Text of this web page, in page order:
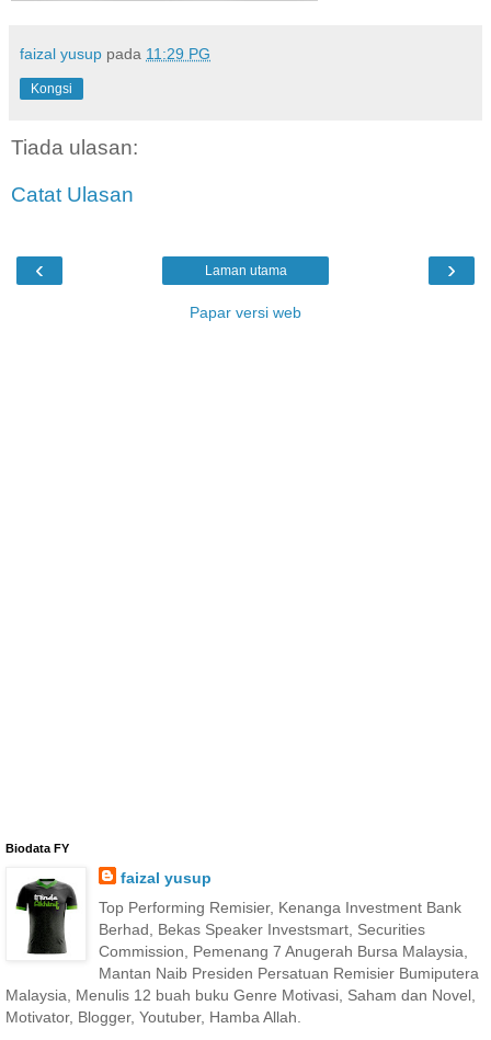
faizal yusup pada 11:29 PG
Kongsi
Tiada ulasan:
Catat Ulasan
‹ ›
Laman utama
Papar versi web
Biodata FY
faizal yusup
Top Performing Remisier, Kenanga Investment Bank
Berhad, Bekas Speaker Investsmart, Securities
Commission, Pemenang 7 Anugerah Bursa Malaysia,
Mantan Naib Presiden Persatuan Remisier Bumiputera
Malaysia, Menulis 12 buah buku Genre Motivasi, Saham dan Novel,
Motivator, Blogger, Youtuber, Hamba Allah.